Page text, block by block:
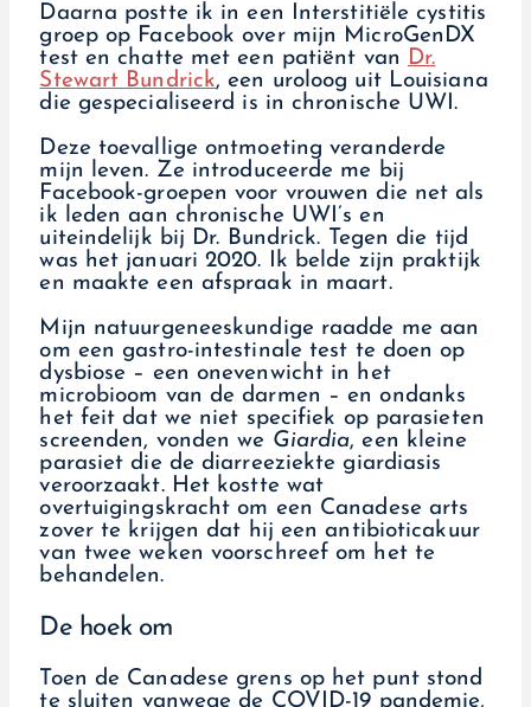
Daarna postte ik in een Interstitiële cystitis
groep op Facebook over mijn MicroGenDX
test en chatte met een patiënt van Dr.
Stewart Bundrick, een uroloog uit Louisiana
die gespecialiseerd is in chronische UWI.
Deze toevallige ontmoeting veranderde
mijn leven. Ze introduceerde me bij
Facebook-groepen voor vrouwen die net als
ik leden aan chronische UWI’s en
uiteindelijk bij Dr. Bundrick. Tegen die tijd
was het januari 2020. Ik belde zijn praktijk
en maakte een afspraak in maart.
Mijn natuurgeneeskundige raadde me aan
om een gastro-intestinale test te doen op
dysbiose – een onevenwicht in het
microbioom van de darmen – en ondanks
het feit dat we niet specifiek op parasieten
screenden, vonden we Giardia, een kleine
parasiet die de diarreeziekte giardiasis
veroorzaakt. Het kostte wat
overtuigingskracht om een Canadese arts
zover te krijgen dat hij een antibioticakuur
van twee weken voorschreef om het te
behandelen.
De hoek om
Toen de Canadese grens op het punt stond
te sluiten vanwege de COVID-19 pandemie,